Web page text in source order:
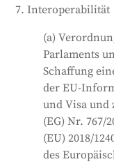
7. Interoperabilität
(a)
Parlaments
Schaffung
der EU-
und Visa und
(EG) Nr. 767/
(EU) 2018/
des